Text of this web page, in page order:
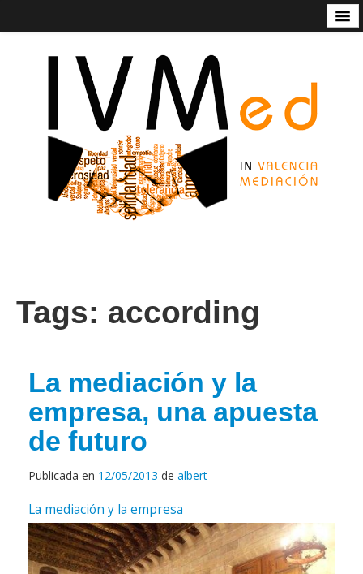
In Valencia Mediación
Listado de mediadoras/res
Nuestros servicios
Socios de honor de Ivmed
Tags: according
La mediación y la
empresa, una apuesta
de futuro
Publicada en 12/05/2013 de albert
La mediación y la empresa